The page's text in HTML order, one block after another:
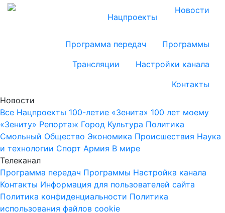
Нацпроекты
Новости
Программа передач
Программы
Трансляции
Настройки канала
Контакты
Новости
Все Нацпроекты 100-летие «Зенита» 100 лет моему
«Зениту» Репортаж Город Культура Политика
Смольный Общество Экономика Происшествия Наука
и технологии Спорт Армия В мире
Телеканал
Программа передач Программы Настройка канала
Контакты Информация для пользователей сайта
Политика конфиденциальности Политика
использования файлов cookie